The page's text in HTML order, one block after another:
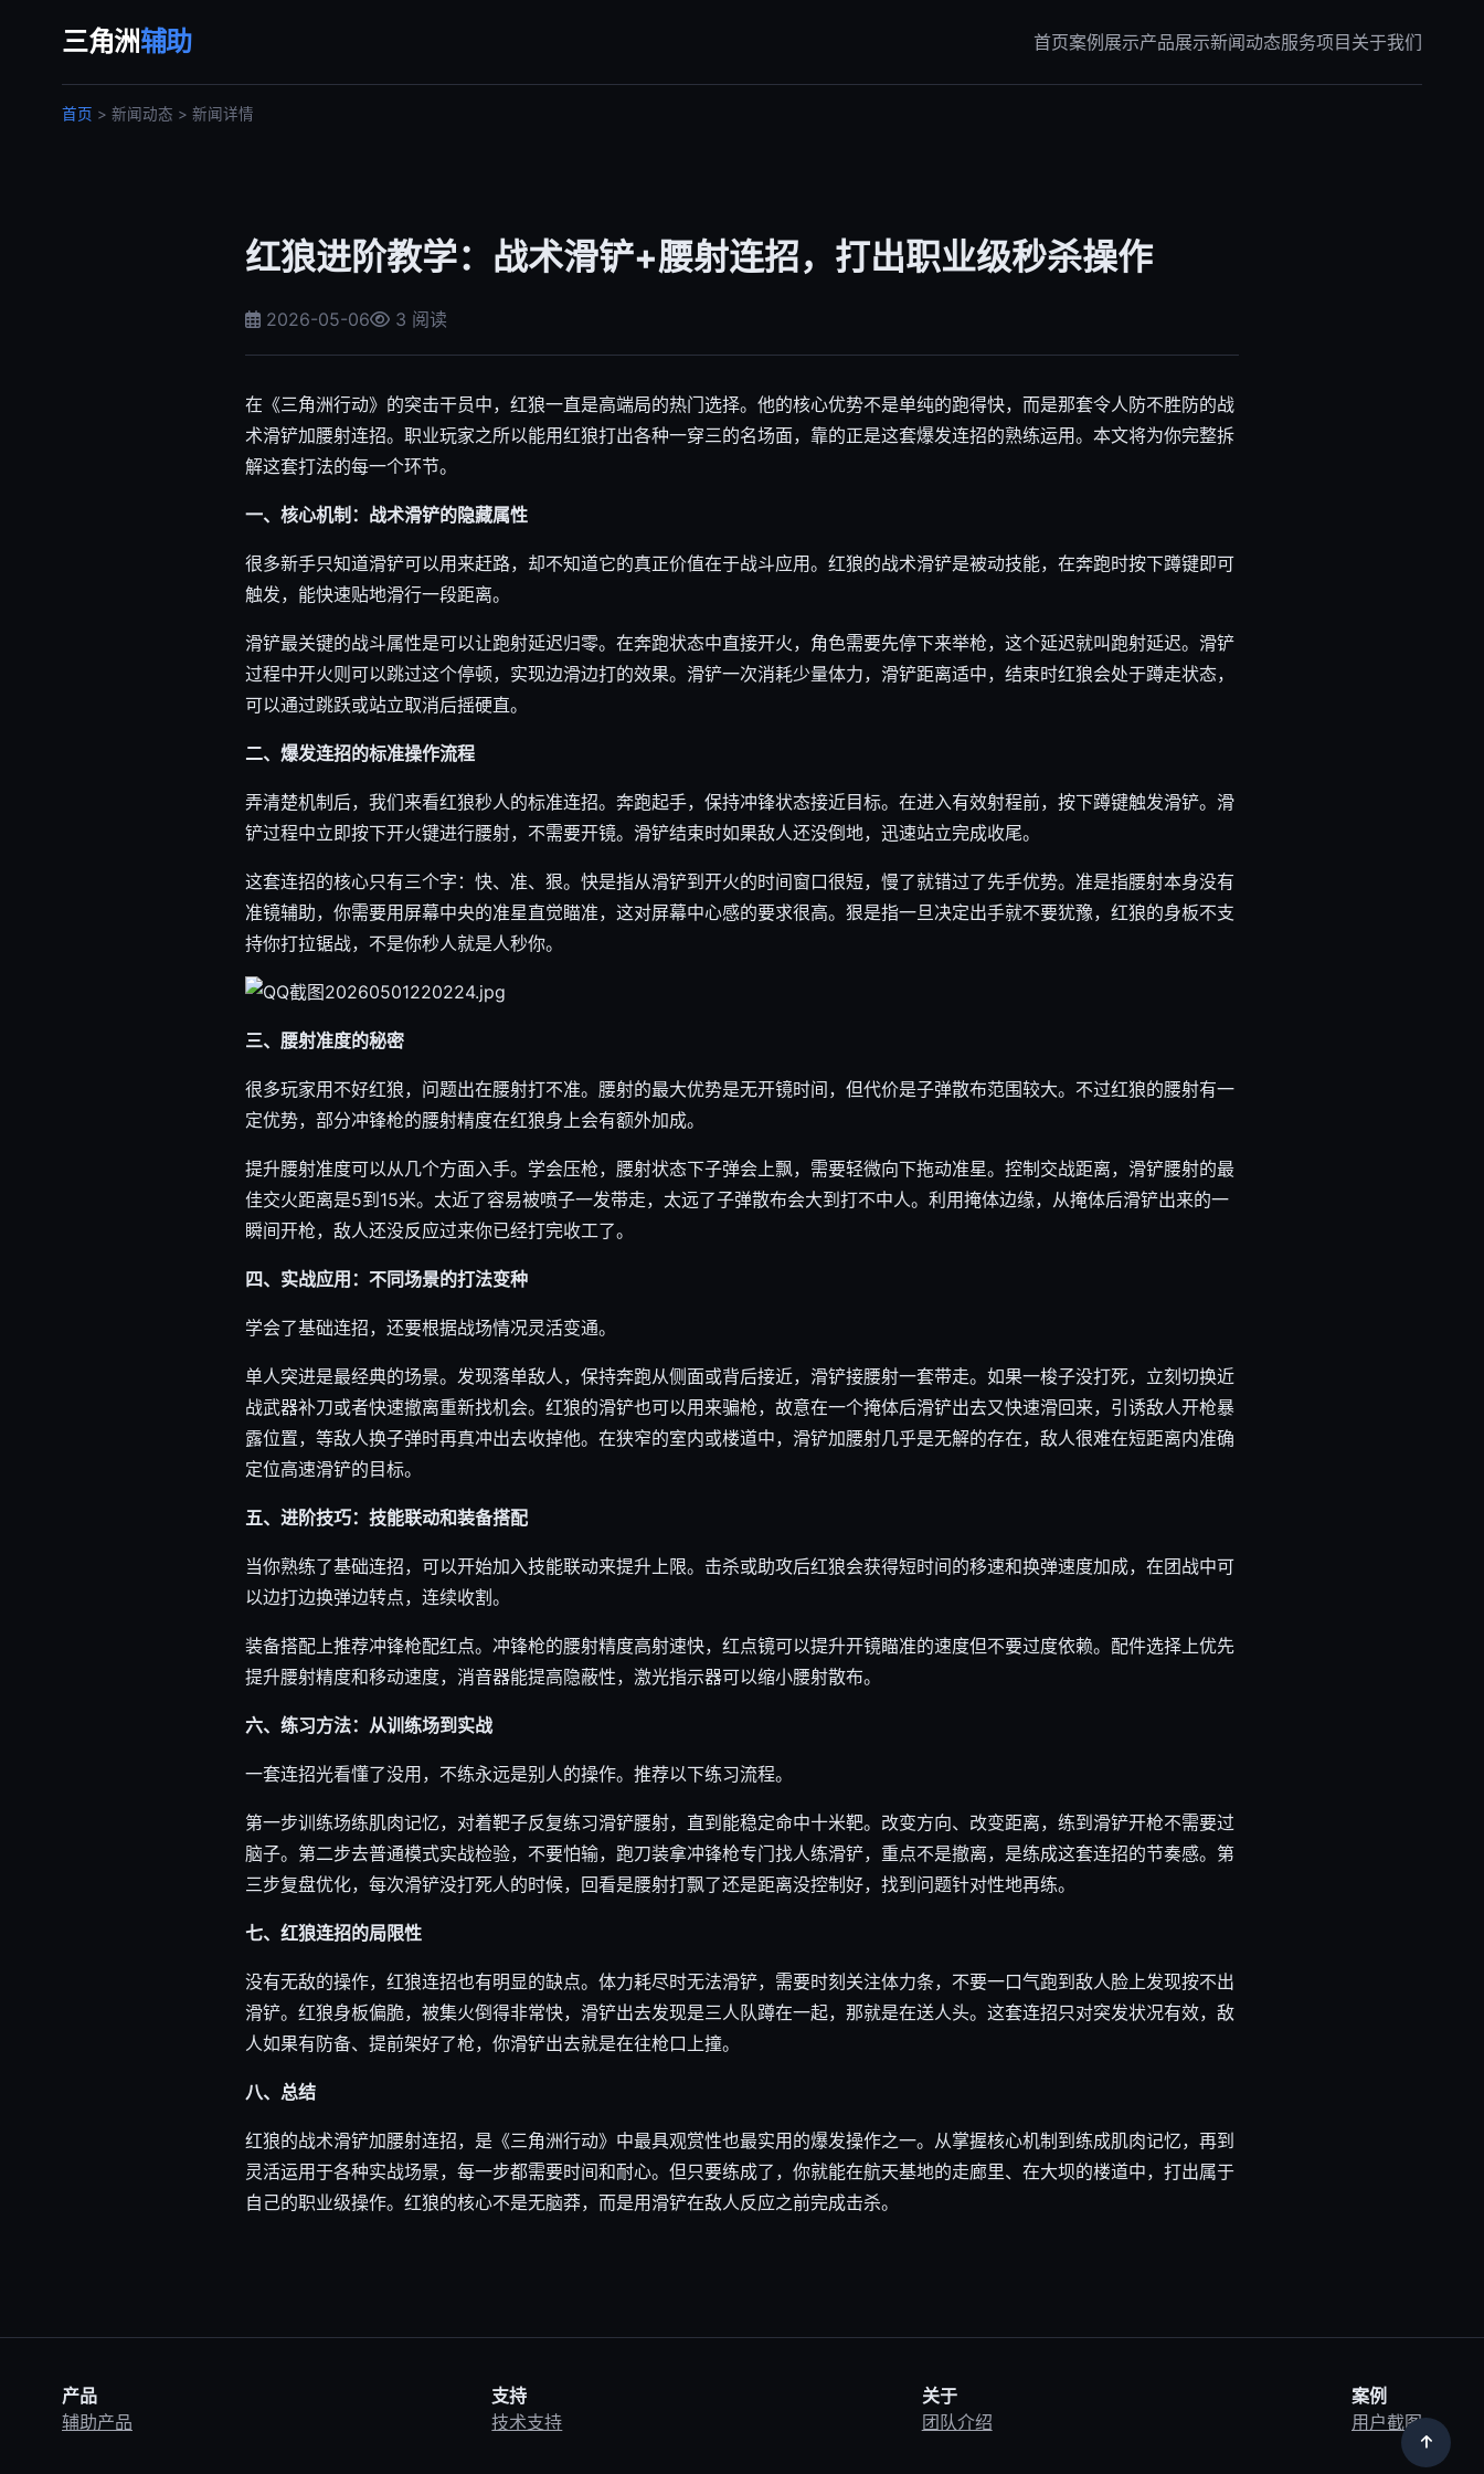
三角洲辅助 首页案例展示产品展示新闻动态服务项目 关于我们
首页 > 新闻动态 > 新闻详情
红狼进阶教学：战术滑铲+腰射连招，打出职业级秒杀操作
2026-05-06 3 阅读
在《三角洲行动》的突击干员中，红狼一直是高端局的热门选择。他的核心优势不是单纯的跑得快，而是那套令人防不胜防的战
术滑铲加腰射连招。职业玩家之所以能用红狼打出各种一穿三的名场面，靠的正是这套爆发连招的熟练运用。本文将为你完整拆
解这套打法的每一个环节。
一、核心机制：战术滑铲的隐藏属性
很多新手只知道滑铲可以用来赶路，却不知道它的真正价值在于战斗应用。红狼的战术滑铲是被动技能，在奔跑时按下蹲键即可
触发，能快速贴地滑行一段距离。
滑铲最关键的战斗属性是可以让跑射延迟归零。在奔跑状态中直接开火，角色需要先停下来举枪，这个延迟就叫跑射延迟。滑铲
过程中开火则可以跳过这个停顿，实现边滑边打的效果。滑铲一次消耗少量体力，滑铲距离适中，结束时红狼会处于蹲走状态，
可以通过跳跃或站立取消后摇硬直。
二、爆发连招的标准操作流程
弄清楚机制后，我们来看红狼秒人的标准连招。奔跑起手，保持冲锋状态接近目标。在进入有效射程前，按下蹲键触发滑铲。滑
铲过程中立即按下开火键进行腰射，不需要开镜。滑铲结束时如果敌人还没倒地，迅速站立完成收尾。
这套连招的核心只有三个字：快、准、狠。快是指从滑铲到开火的时间窗口很短，慢了就错过了先手优势。准是指腰射本身没有
准镜辅助，你需要用屏幕中央的准星直觉瞄准，这对屏幕中心感的要求很高。狠是指一旦决定出手就不要犹豫，红狼的身板不支
持你打拉锯战，不是你秒人就是人秒你。
三、腰射准度的秘密
很多玩家用不好红狼，问题出在腰射打不准。腰射的最大优势是无开镜时间，但代价是子弹散布范围较大。不过红狼的腰射有一
定优势，部分冲锋枪的腰射精度在红狼身上会有额外加成。
提升腰射准度可以从几个方面入手。学会压枪，腰射状态下子弹会上飘，需要轻微向下拖动准星。控制交战距离，滑铲腰射的最
佳交火距离是5到15米。太近了容易被喷子一发带走，太远了子弹散布会大到打不中人。利用掩体边缘，从掩体后滑铲出来的一
瞬间开枪，敌人还没反应过来你已经打完收工了。
四、实战应用：不同场景的打法变种
学会了基础连招，还要根据战场情况灵活变通。
单人突进是最经典的场景。发现落单敌人，保持奔跑从侧面或背后接近，滑铲接腰射一套带走。如果一梭子没打死，立刻切换近
战武器补刀或者快速撤离重新找机会。红狼的滑铲也可以用来骗枪，故意在一个掩体后滑铲出去又快速滑回来，引诱敌人开枪暴
露位置，等敌人换子弹时再真冲出去收掉他。在狭窄的室内或楼道中，滑铲加腰射几乎是无解的存在，敌人很难在短距离内准确
定位高速滑铲的目标。
五、进阶技巧：技能联动和装备搭配
当你熟练了基础连招，可以开始加入技能联动来提升上限。击杀或助攻后红狼会获得短时间的移速和换弹速度加成，在团战中可
以边打边换弹边转点，连续收割。
装备搭配上推荐冲锋枪配红点。冲锋枪的腰射精度高射速快，红点镜可以提升开镜瞄准的速度但不要过度依赖。配件选择上优先
提升腰射精度和移动速度，消音器能提高隐蔽性，激光指示器可以缩小腰射散布。
六、练习方法：从训练场到实战
一套连招光看懂了没用，不练永远是别人的操作。推荐以下练习流程。
第一步训练场练肌肉记忆，对着靶子反复练习滑铲腰射，直到能稳定命中十米靶。改变方向、改变距离，练到滑铲开枪不需要过
脑子。第二步去普通模式实战检验，不要怕输，跑刀装拿冲锋枪专门找人练滑铲，重点不是撤离，是练成这套连招的节奏感。第
三步复盘优化，每次滑铲没打死人的时候，回看是腰射打飘了还是距离没控制好，找到问题针对性地再练。
七、红狼连招的局限性
没有无敌的操作，红狼连招也有明显的缺点。体力耗尽时无法滑铲，需要时刻关注体力条，不要一口气跑到敌人脸上发现按不出
滑铲。红狼身板偏脆，被集火倒得非常快，滑铲出去发现是三人队蹲在一起，那就是在送人头。这套连招只对突发状况有效，敌
人如果有防备、提前架好了枪，你滑铲出去就是在往枪口上撞。
八、总结
红狼的战术滑铲加腰射连招，是《三角洲行动》中最具观赏性也最实用的爆发操作之一。从掌握核心机制到练成肌肉记忆，再到
灵活运用于各种实战场景，每一步都需要时间和耐心。但只要练成了，你就能在航天基地的走廊里、在大坝的楼道中，打出属于
自己的职业级操作。红狼的核心不是无脑莽，而是用滑铲在敌人反应之前完成击杀。
产品
辅助产品
支持
技术支持
关于
团队介绍
案例
用户截图